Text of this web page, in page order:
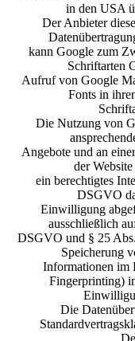
in den USA
Der Anbieter
kann Google zum
Schriftarten
Aufruf von Google
Fonts in
Die Nutzung von
Angebote und an
der
ein berechtigtes
DSGVO
Einwilligung
ausschließlich
DSGVO und § 25
Speicherung
Informationen im
Fingerprinting)
Die